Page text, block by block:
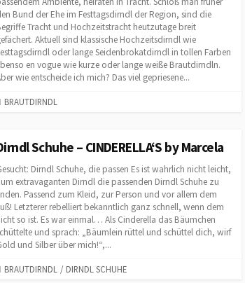
E
S
Bund der Ehe im Festtagsdirndl der Region, sind die
Tracht und Hochzeitstracht heutzutage breit
Aktuell sind klassische Hochzeitsdirndl wie
oder lange Seidenbrokatdirndl in tollen Farben
en vogue wie kurze oder lange weiße Brautdirndln.
wie entscheide ich mich? Das viel gepriesene...
C
E
O
R
E
S
BRAUTDIRNDL
Schuhe – CINDERELLA‘S by Marcela
Dirndl Schuhe, die passen Es ist wahrlich nicht leicht,
extravaganten Dirndl die passenden Dirndl Schuhe zu
Passend zum Kleid, zur Person und vor allem dem
Letzterer rebelliert bekanntlich ganz schnell, wenn dem
so ist. Es war einmal… Als Cinderella das Bäumchen
und sprach: „Bäumlein rüttel und schüttel dich, wirf
und Silber über mich!“,...
CBRAUTDIRNDL / DIRNDL SCHUHE